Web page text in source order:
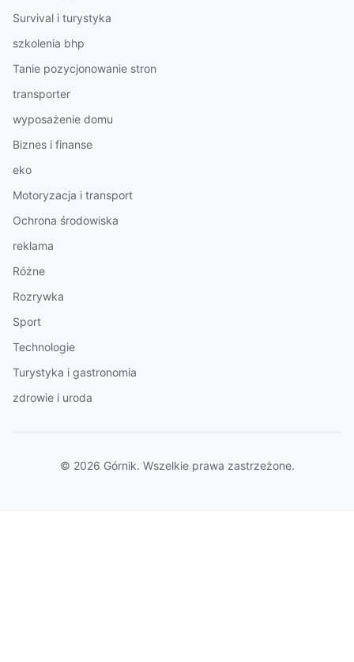
Survival i turystyka
szkolenia bhp
Tanie pozycjonowanie stron
transporter
wyposażenie domu
Biznes i finanse
eko
Motoryzacja i transport
Ochrona środowiska
reklama
Różne
Rozrywka
Sport
Technologie
Turystyka i gastronomia
zdrowie i uroda
© 2026 Górnik. Wszelkie prawa zastrzeżone.